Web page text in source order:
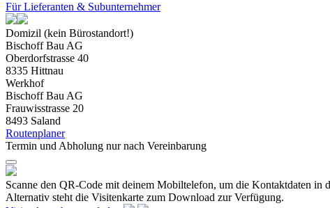
Für Lieferanten & Subunternehmer
Domizil (kein Bürostandort!)
Bischoff Bau AG
Oberdorfstrasse 40
8335 Hittnau
Werkhof
Bischoff Bau AG
Frauwisstrasse 20
8493 Saland
Routenplaner
Termin und Abholung nur nach Vereinbarung
Scanne den QR-Code mit deinem Mobiltelefon, um die Kontaktdaten in
Alternativ steht die Visitenkarte zum Download zur Verfügung.